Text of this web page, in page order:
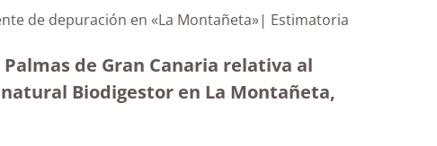
de depuración en «La Montañeta»| Estimatoria
de Gran Canaria relativa al
Biodigestor en La Montañeta,